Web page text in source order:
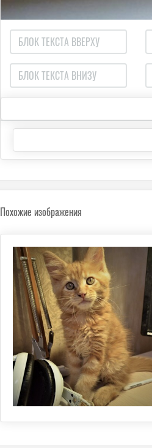
Похожие изображения